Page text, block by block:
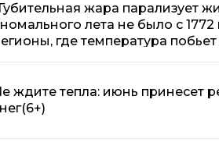
жара парализует
лета не было с
где температура
ждите тепла: июнь принесет
(6+)